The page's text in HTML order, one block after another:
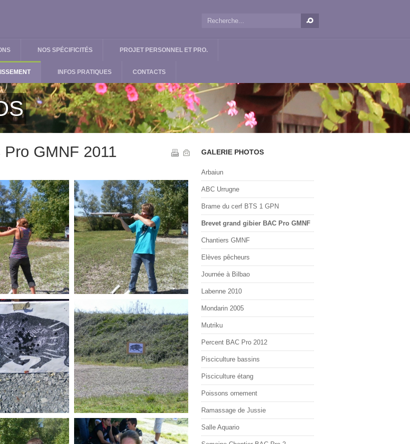
NOS SPÉCIFICITÉS PROJET PERSONNEL ET PRO.
INFOS PRATIQUES CONTACTS
GMNF 2011 GALERIE PHOTOS
Arbaiun
ABC Urrugne
Brame du cerf BTS 1 GPN
Brevet grand gibier BAC Pro GMNF
Chantiers GMNF
Elèves pêcheurs
Journée à Bilbao
Labenne 2010
Mondarin 2005
Mutriku
Percent BAC Pro 2012
Pisciculture bassins
Pisciculture étang
Poissons ornement
Ramassage de Jussie
Salle Aquario